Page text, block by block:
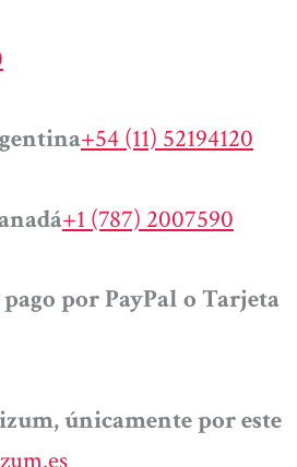
+54 (11) 52194120
+1 (787) 2007590
por PayPal o Tarjeta
únicamente por este